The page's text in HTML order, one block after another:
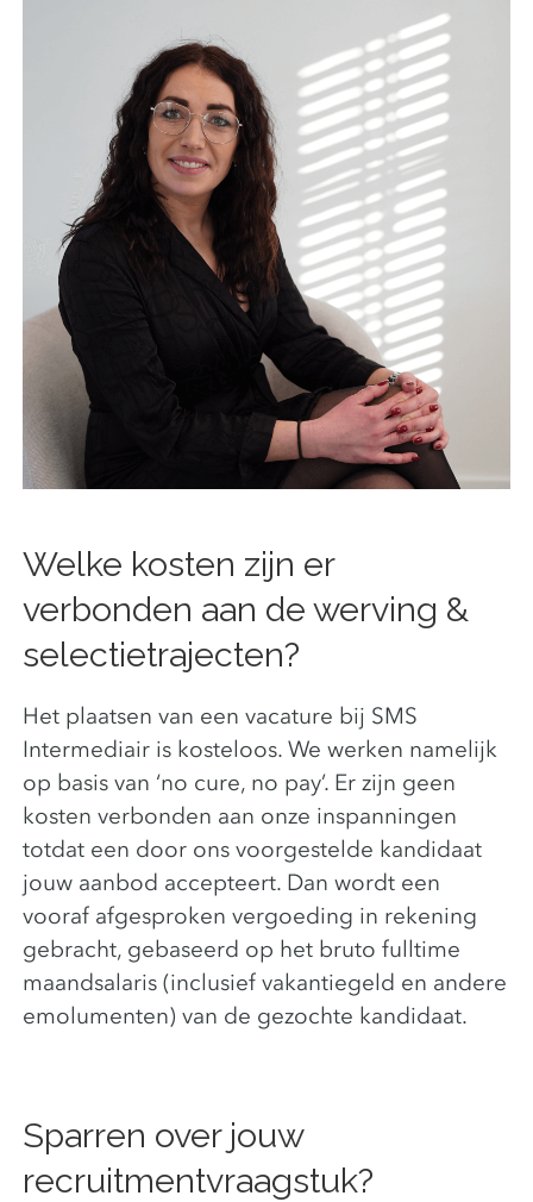
Welke kosten zijn er
verbonden aan de werving &
selectietrajecten?
Het plaatsen van een vacature bij SMS
Intermediair is kosteloos. We werken namelijk
op basis van ‘no cure, no pay’. Er zijn geen
kosten verbonden aan onze inspanningen
totdat een door ons voorgestelde kandidaat
jouw aanbod accepteert. Dan wordt een
vooraf afgesproken vergoeding in rekening
gebracht, gebaseerd op het bruto fulltime
maandsalaris (inclusief vakantiegeld en andere
emolumenten) van de gezochte kandidaat.
Sparren over jouw
recruitmentvraagstuk?